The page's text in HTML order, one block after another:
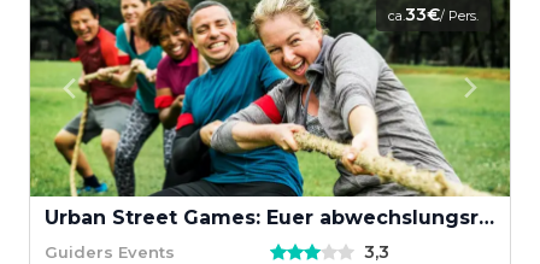
ca.33€/ Pers.
Urban Street Games: Euer abwechslungsreiches Teamevent
Guiders Events 3,3